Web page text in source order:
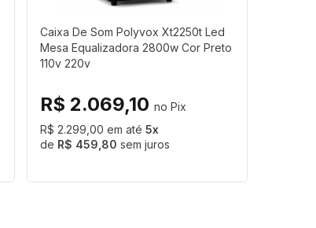
Caixa De Som Polyvox Xt2250t Led
Mesa Equalizadora 2800w Cor Preto
110v 220v
R$ 2.069,10
R$ 2.299,00
5
R$ 459,80 sem juros